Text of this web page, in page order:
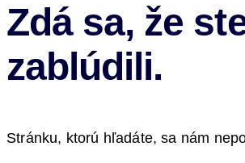
Zdá sa, že
zablúdili.
Stránku, ktorú hľadáte, sa nám